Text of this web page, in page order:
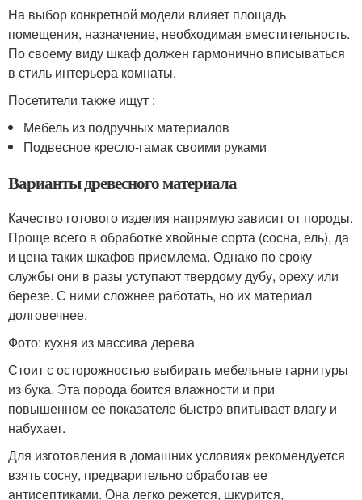
На выбор конкретной модели влияет площадь
помещения, назначение, необходимая вместительность.
По своему виду шкаф должен гармонично вписываться
в стиль интерьера комнаты.
Посетители также ищут :
Мебель из подручных материалов
Подвесное кресло-гамак своими руками
Варианты древесного материала
Качество готового изделия напрямую зависит от породы.
Проще всего в обработке хвойные сорта (сосна, ель), да
и цена таких шкафов приемлема. Однако по сроку
службы они в разы уступают твердому дубу, ореху или
березе. С ними сложнее работать, но их материал
долговечнее.
Фото: кухня из массива дерева
Стоит с осторожностью выбирать мебельные гарнитуры
из бука. Эта порода боится влажности и при
повышенном ее показателе быстро впитывает влагу и
набухает.
Для изготовления в домашних условиях рекомендуется
взять сосну, предварительно обработав ее
антисептиками. Она легко режется, шкурится,